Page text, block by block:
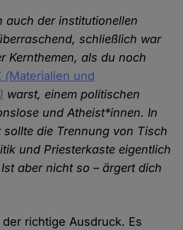
auch der institutionellen
schließlich war
Kernthemen, als du noch
(Materialien und
) warst, einem politischen
und Atheist*innen. In
die Trennung von Tisch
und Priesterkaste eigentlich
aber nicht so – ärgert dich
richtige Ausdruck. Es